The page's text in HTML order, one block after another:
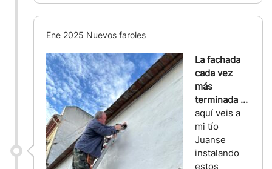
Ene 2025 Nuevos faroles
La fachada
cada vez
más
terminada ...
aquí veis a
mi tío
Juanse
instalando
estos